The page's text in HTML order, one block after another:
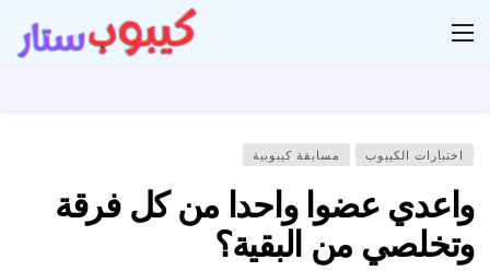
اختبارات الكيبوب مسابقة كيبوبية
واعدي عضوا واحدا من كل فرقة
وتخلصي من البقية؟